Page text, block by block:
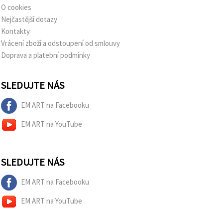
O cookies
Nejčastější dotazy
Kontakty
Vrácení zboží a odstoupení od smlouvy
Doprava a platební podmínky
SLEDUJTE NÁS
EM ART na Facebooku
EM ART na YouTube
SLEDUJTE NÁS
EM ART na Facebooku
EM ART na YouTube